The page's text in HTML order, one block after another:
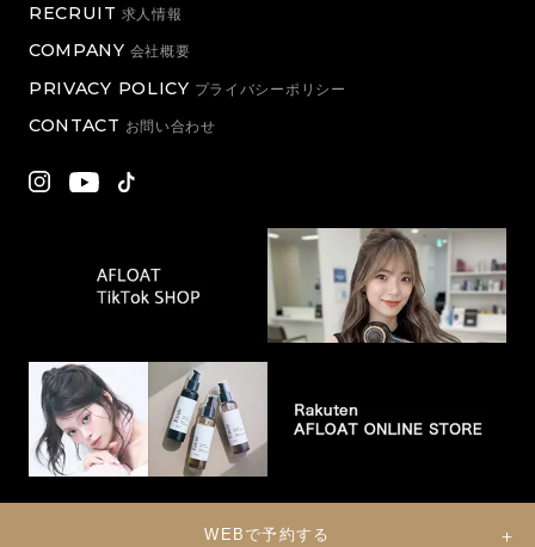
WEBで予約する
RECRUIT 求人情報
COMPANY 会社概要
PRIVACY POLICY プライバシーポリシー
CONTACT お問い合わせ